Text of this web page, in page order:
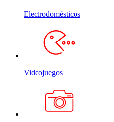
Electrodomésticos
Videojuegos